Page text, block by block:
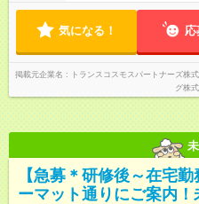
気になる！ 応
掲載元企業名
トランスコスモスパートナーズ株
グ株式
【急募＊研修後～在宅
ーマット通りにご案内！